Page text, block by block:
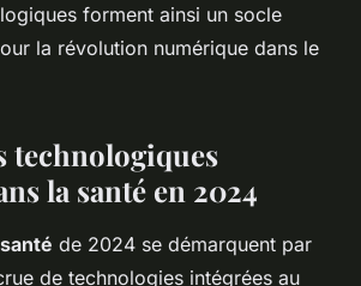
forment ainsi un socle
la révolution numérique dans le
technologiques
la santé en 2024
de 2024 se démarquent par
de technologies intégrées au